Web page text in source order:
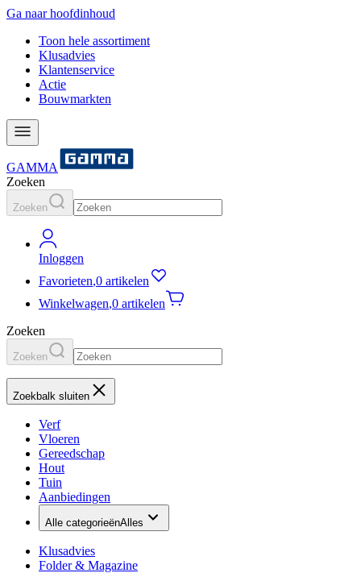
Ga naar hoofdinhoud
Toon hele assortiment
Klusadvies
Klantenservice
Actie
Bouwmarkten
GAMMA
Zoeken
Zoeken
Inloggen
Favorieten,0 artikelen
Winkelwagen,0 artikelen
Zoeken
Zoeken
Zoekbalk sluiten
Verf
Vloeren
Gereedschap
Hout
Tuin
Aanbiedingen
Alle categorieënAlles
Klusadvies
Folder & Magazine